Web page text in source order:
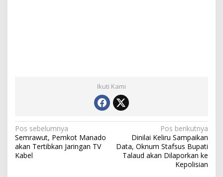
Ikuti Kami
N
a
v
Pos sebelumnya
Semrawut, Pemkot Manado
akan Tertibkan Jaringan TV
Kabel
Pos berikutnya
Dinilai Keliru Sampaikan
Data, Oknum Stafsus Bupati
Talaud akan Dilaporkan ke
Kepolisian